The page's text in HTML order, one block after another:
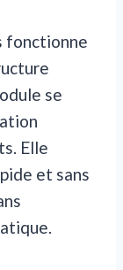
fonctionne
se
Elle
et sans